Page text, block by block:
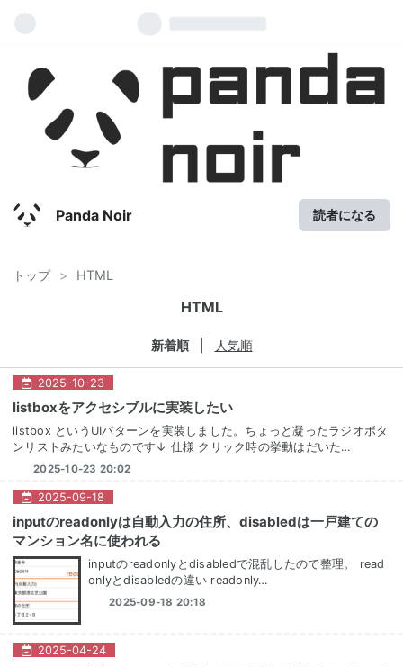
Panda Noir 読者になる
トップ > HTML
HTML
新着順 人気順
2025-10-23
listboxをアクセシブルに実装したい
listbox というUIパターンを実装しました。ちょっと凝ったラジオボタ
ンリストみたいなものです↓ 仕様 クリック時の挙動はだいた…
2025-10-23 20:02
2025-09-18
inputのreadonlyは自動入力の住所、disabledは一戸建ての
マンション名に使われる
inputのreadonlyとdisabledで混乱したので整理。 read
onlyとdisabledの違い readonly…
2025-09-18 20:18
2025-04-24